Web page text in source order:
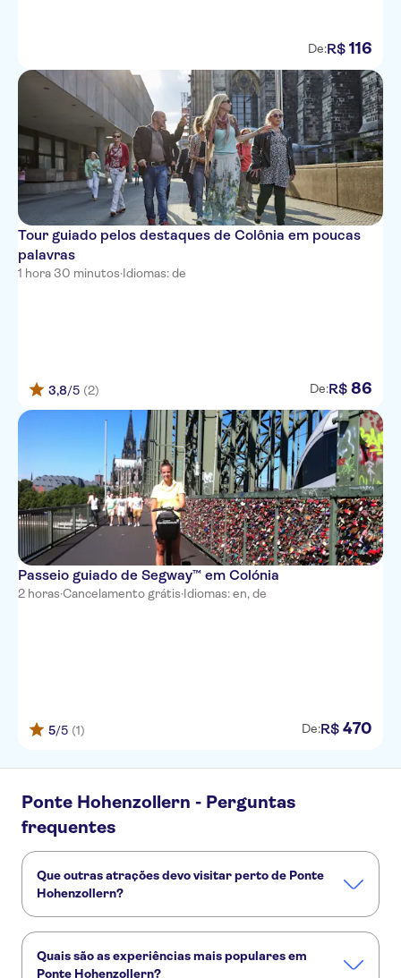
De:R$ 116
Tour guiado pelos destaques de Colônia em poucas
palavras
1 hora 30 minutos·Idiomas: de
3,8/5 (2) De:R$ 86
Passeio guiado de Segway™ em Colónia
2 horas·Cancelamento grátis·Idiomas: en, de
5/5 (1) De:R$ 470
Ponte Hohenzollern - Perguntas
frequentes
Que outras atrações devo visitar perto de Ponte
Hohenzollern?
Museu do Chocolate de Colônia
Quais são as experiências mais populares em
Ponte Hohenzollern?